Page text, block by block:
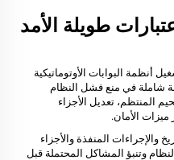
طويلة الأمد
أنظمة البوابات الأوتوماتيكية
شاملة في منع فشل النظام
المنتظم، تعديل الأجزاء
الأمان.
والإجراءات المنفذة والأجزاء
وتنبؤ المشاكل المحتملة قبل